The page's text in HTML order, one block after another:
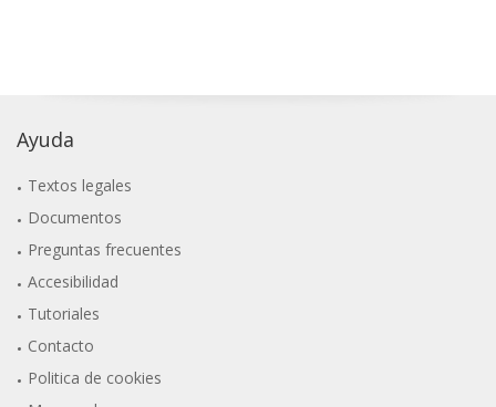
Ayuda
Textos legales
Documentos
Preguntas frecuentes
Accesibilidad
Tutoriales
Contacto
Politica de cookies